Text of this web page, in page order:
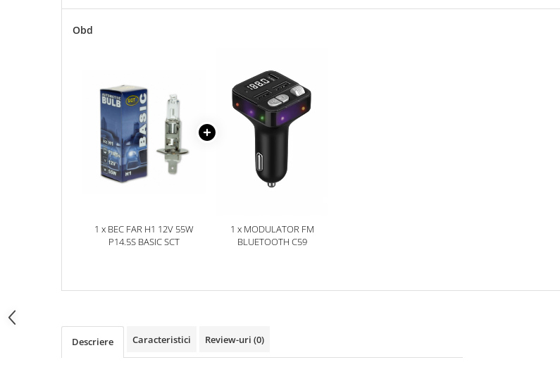
Accesorii Electronice Auto
Incarcatoare Auto
Organizatoare Auto
Oglinzi
Pompa Spalator Parbriz
Accesorii Camioane
Obd
1 x BEC FAR H1 12V 55W
P14.5S BASIC SCT
1 x MODULATOR FM
BLUETOOTH C59
Descriere Caracteristici Review-uri (0)